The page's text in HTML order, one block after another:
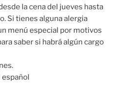
la cena del jueves hasta
Si tienes alguna alergia
menú especial por motivos
saber si habrá algún cargo
español